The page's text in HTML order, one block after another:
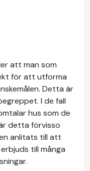
att man som
för att utforma
Detta är
I de fall
hus som de
detta förvisso
anlitats till att
till många